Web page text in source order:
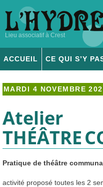
Lieu associatif à Crest
ACCUEIL CE QUI S’Y
ADHÉSION & DONS
MARDI 4 NOVEMBRE
Atelier
THÉÂTRE
Pratique de théâtre
activité proposé toutes les 2